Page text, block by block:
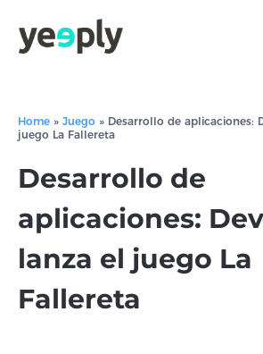
Home » Juego » Desarrollo de aplicaciones:
juego La Fallereta
Desarrollo de
aplicaciones:
lanza el juego La
Fallereta